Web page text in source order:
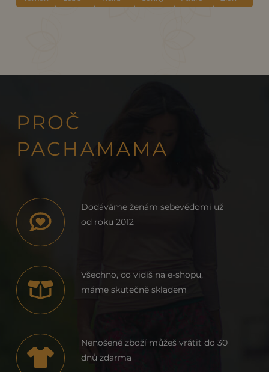
"Indigo"
všitou
"Indigo"
"Indigo"
s
"Eggplant"
PROČ
PACHAMAMA
Dodáváme ženám sebevědomí už
od roku 2012
Všechno, co vidíš na e-shopu,
máme skutečně skladem
Nenošené zboží můžeš vrátit do 30
dnů zdarma